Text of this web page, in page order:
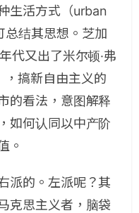
生活方式（urban
结其思想。芝加
代又出了米尔顿·弗
搞新自由主义的
的看法，意图解释
如何认同以中产阶
。
派的。左派呢？其
克思主义者，脑袋